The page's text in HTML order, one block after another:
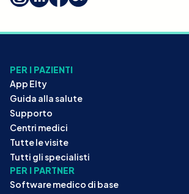
PER I PAZIENTI
App Elty
Guida alla salute
Supporto
Centri medici
Tutte le visite
Tutti gli specialisti
PER I PARTNER
Software medico di base